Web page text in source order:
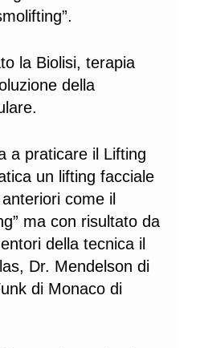
la Biolisi, terapia
della
a praticare il Lifting
un lifting facciale
come il
ma con risultato da
della tecnica il
Dr. Mendelson di
di Monaco di